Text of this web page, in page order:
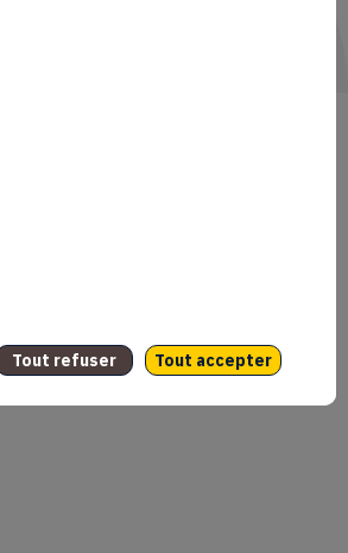
réservés.
Tout refuser Tout accepter